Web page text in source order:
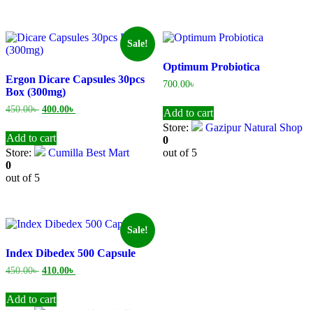
Sale!
Ergon Dicare Capsules 30pcs
Box (300mg)
450.00৳ Original
was:
450.00৳ .
400.00৳
Add to cart
Store:
Cumilla Best Mart
0
out of 5
Optimum Probiotica
700.00৳
Add to cart
Store:
Gazipur Natural Shop
0
out of 5
Sale!
Index Dibedex 500 Capsule
450.00৳ Original
was:
450.00৳ .
410.00৳
Add to cart